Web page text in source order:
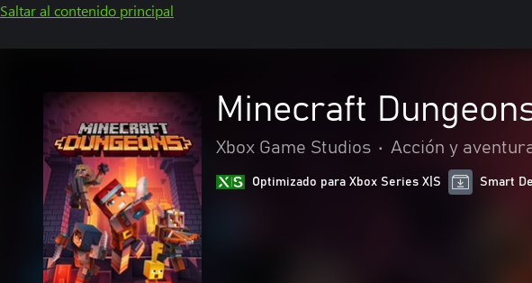
Saltar al contenido principal
Minecraft
Xbox Game Studios • Acción y
Optimizado para Xbox Series X|S Smart